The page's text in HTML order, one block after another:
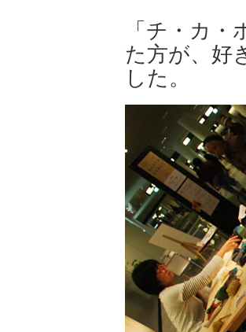
「チ・カ
た方が、好
した。